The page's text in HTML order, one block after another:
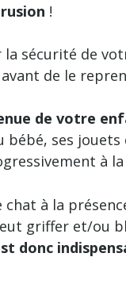
!
sécurité de
de le
de votre
bébé, ses
à
à la
griffer et/ou
donc